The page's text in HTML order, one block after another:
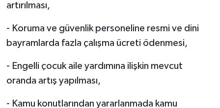
artırılması,
- Koruma ve güvenlik personeline resmi ve dini
bayramlarda fazla çalışma ücreti ödenmesi,
- Engelli çocuk aile yardımına ilişkin mevcut
oranda artış yapılması,
- Kamu konutlarından yararlanmada kamu